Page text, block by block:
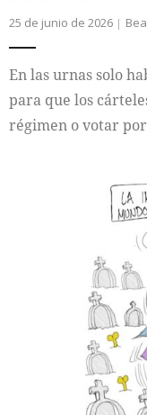
25 de junio de 2026
En las urnas solo
para que los
régimen o votar